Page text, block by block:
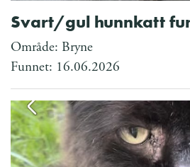
Svart/gul hunnkatt
Område: Bryne
Funnet: 16.06.2026